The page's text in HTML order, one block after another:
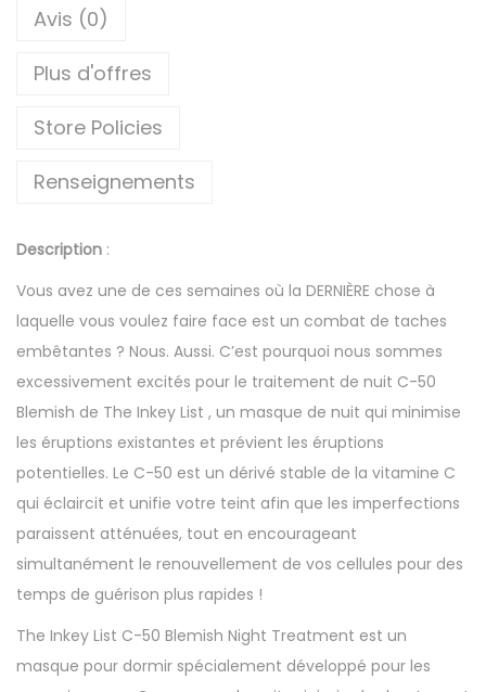
Avis (0)
Plus d'offres
Store Policies
Renseignements
Description :
Vous avez une de ces semaines où la DERNIÈRE chose à
laquelle vous voulez faire face est un combat de taches
embêtantes ? Nous. Aussi. C’est pourquoi nous sommes
excessivement excités pour le traitement de nuit C-50
Blemish de The Inkey List , un masque de nuit qui minimise
les éruptions existantes et prévient les éruptions
potentielles. Le C-50 est un dérivé stable de la vitamine C
qui éclaircit et unifie votre teint afin que les imperfections
paraissent atténuées, tout en encourageant
simultanément le renouvellement de vos cellules pour des
temps de guérison plus rapides !
The Inkey List C-50 Blemish Night Treatment est un
masque pour dormir spécialement développé pour les